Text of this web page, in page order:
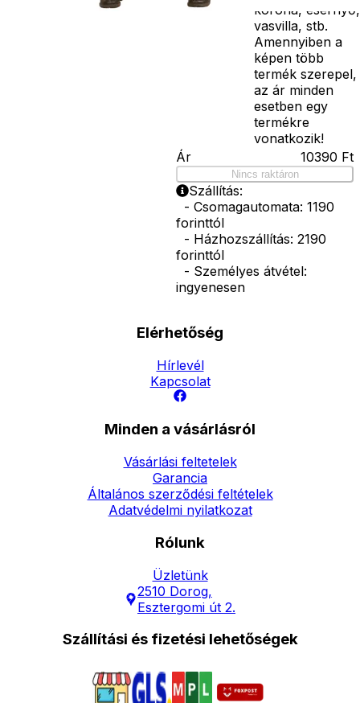
korona, esernyő,
vasvilla, stb.
Amennyiben a
képen több
termék szerepel,
az ár minden
esetben egy
termékre
vonatkozik!
Ár
10390 Ft
Nincs raktáron
Szállítás:
- Csomagautomata: 1190
forinttól
- Házhozszállítás: 2190
forinttól
- Személyes átvétel:
ingyenesen
Elérhetőség
Hírlevél
Kapcsolat
Minden a vásárlásról
Vásárlási feltetelek
Garancia
Általános szerződési feltételek
Adatvédelmi nyilatkozat
Rólunk
Üzletünk
2510 Dorog,
Esztergomi út 2.
Szállítási és fizetési lehetőségek